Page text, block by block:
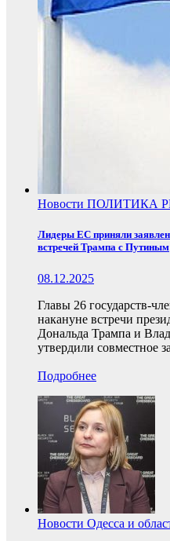
Новости ПОЛИТИКА
Лидеры ЕС приняли
встречей Трампа с Путиным
08.12.2025
Главы 26 государств-
накануне встречи
Дональда Трампа и
утвердили совместное
Подробнее
Новости Одесса и